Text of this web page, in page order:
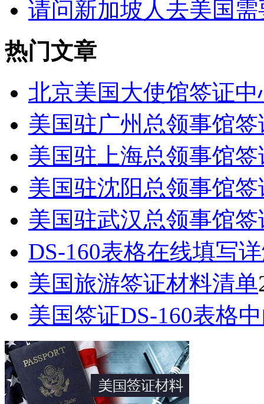
请问新加坡人去美国
热门文章
北京美国大使馆签证中
美国驻广州总领事馆
美国驻上海总领事馆
美国驻沈阳总领事馆
美国驻武汉总领事馆
DS-160表格在线填写
美国旅游签证材料清单
美国签证DS-160表格中